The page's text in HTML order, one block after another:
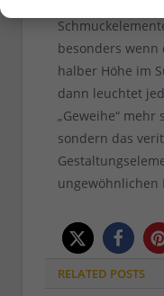
besonders wenn
halber Höhe im
dann leuchtet
„Geweihe“ mehr
sondern das
ungewöhnlichen
RELATED POSTS